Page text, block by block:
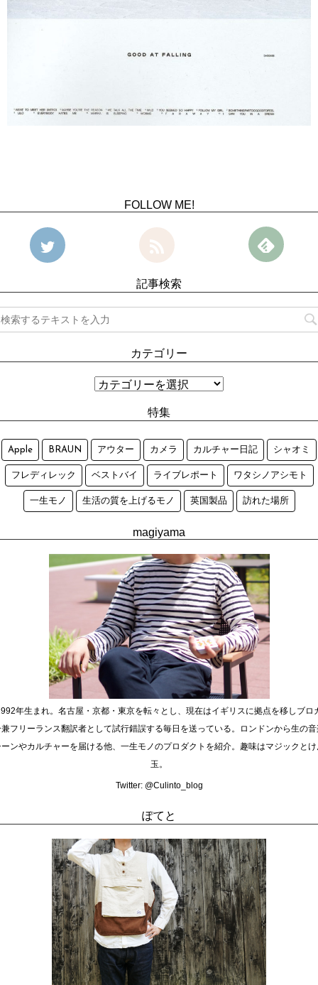
FOLLOW ME!
記事検索
カテゴリー
特集
Apple BRAUN アウター カメラ カルチャー日記 シャオミ
フレディレック ベストバイ ライブレポート ワタシノアシモト
一生モノ 生活の質を上げるモノ 英国製品 訪れた場所
magiyama
年生まれ。名古屋・京都・東京を転々とし、現在はイギリスに拠点を移しブロ
フリーランス翻訳者として試行錯誤する毎日を送っている。ロンドンから生の
ンやカルチャーを届ける他、一生モノのプロダクトを紹介。趣味はマジックと
玉。
Twitter: @Culinto_blog
ぽてと